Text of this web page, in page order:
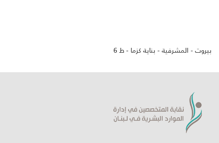
بيروت - المشرفية - بناية كزما - ط 6
ورشة حول لغة الجسد